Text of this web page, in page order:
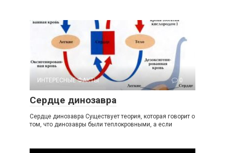
ИНТЕРЕСНЫЕ ФАКТЫ 0
Сердце динозавра
Сердце динозавра Существует теория, которая говорит о
том, что динозавры были теплокровными, а если